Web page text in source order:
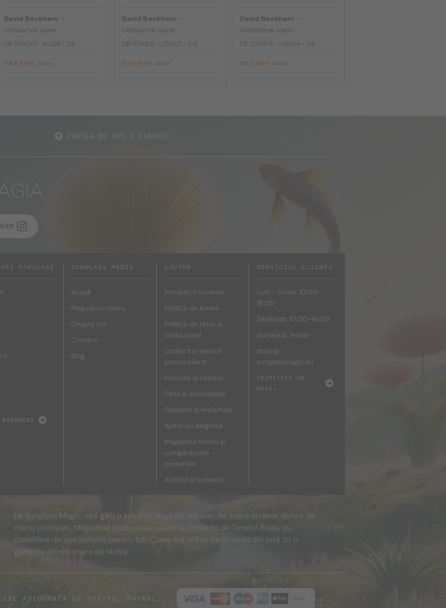
David Beckham
Ochelari de soare
DB 1093/S - 6LBIR - 59
564 RON
David Beckham
Ochelari de soare
DB 1093/S - J5GQT - 59
564 RON
David Beckham
Ochelari de soare
DB 1093/S - J5GHA - 59
564 RON
POPULARE SUNGLASS MAGIC
Acasă
Magazinul nostru
Despre noi
Contact
Blog
AJUTOR
Întrebări frecvente
Politica de livrare
Politica de retur și
rambursare
Contact și servicii
pentru clienți
Produse și calitate
Plata și securitatea
Garanție și reclamații
Ajutor cu alegerea
Magazinul nostru și
cumpărăturile
personale
Achiziții și comenzi
SERVICIUL CLIENȚI
Luni - Vineri: 10:00-
18:00
Sâmbătă: 10:00-14:00
Duminică: închis
shop@
sunglassmagic.hu
TRIMITEȚI UN
MESAJ
La Sunglass Magic, veți găsi o selecție largă de ochelari de soare și rame optice de
mărci premium. Magazinul nostru este situat la 2 minute de Tunelul Buda, cu
consiliere de specialitate pentru toți. Cumpără online de oriunde din țară cu o
garanție de returnare de 14 zile.
ASIGURATĂ DE STRIPE, PAYPAL.